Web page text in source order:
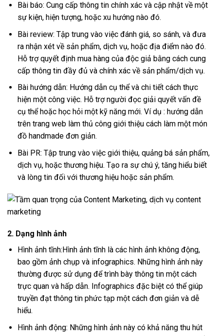
Bài báo: Cung cấp thông tin chính xác và cập nhật về một
sự kiện, hiện tượng, hoặc xu hướng nào đó.
Bài review: Tập trung vào việc đánh giá, so sánh, và đưa
ra nhận xét về sản phẩm, dịch vụ, hoặc địa điểm nào đó.
Hỗ trợ quyết định mua hàng của độc giả bằng cách cung
cấp thông tin đầy đủ và chính xác về sản phẩm/dịch vụ.
Bài hướng dẫn: Hướng dẫn cụ thể và chi tiết cách thực
hiện một công việc. Hỗ trợ người đọc giải quyết vấn đề
cụ thể hoặc học hỏi một kỹ năng mới. Ví dụ : hướng dẫn
trên trang web làm thủ công giới thiệu cách làm một món
đồ handmade đơn giản.
Bài PR: Tập trung vào việc giới thiệu, quảng bá sản phẩm,
dịch vụ, hoặc thương hiệu. Tạo ra sự chú ý, tăng hiểu biết
và lòng tin đối với thương hiệu hoặc sản phẩm.
2. Dạng hình ảnh
Hình ảnh tĩnh:Hình ảnh tĩnh là các hình ảnh không động,
bao gồm ảnh chụp và infographics. Những hình ảnh này
thường được sử dụng để trình bày thông tin một cách
trực quan và hấp dẫn. Infographics đặc biệt có thể giúp
truyền đạt thông tin phức tạp một cách đơn giản và dễ
hiểu.
Hình ảnh động: Những hình ảnh này có khả năng thu hút